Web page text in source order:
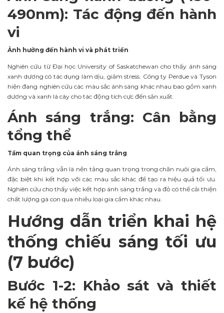
490nm): Tác động đến hành
vi
Ảnh hưởng đến hành vi và phát triển
Nghiên cứu từ Đại học University of Saskatchewan cho thấy ánh sáng
xanh dương có tác dụng làm dịu, giảm stress. Công ty Perdue và Tyson
hiện đang nghiên cứu các màu sắc ánh sáng khác nhau bao gồm xanh
dương và xanh lá cây cho tác động tích cực đến sản xuất.
Ánh sáng trắng: Cân bằng
tổng thể
Tầm quan trọng của ánh sáng trắng
Ánh sáng trắng vẫn là nền tảng quan trọng trong chăn nuôi gia cầm,
đặc biệt khi kết hợp với các màu sắc khác để tạo ra hiệu quả tối ưu.
Nghiên cứu cho thấy việc kết hợp ánh sáng trắng và đỏ có thể cải thiện
chất lượng gà con qua nhiều loại gia cầm khác nhau.
Hướng dẫn triển khai hệ
thống chiếu sáng tối ưu
(7 bước)
Bước 1-2: Khảo sát và thiết
kế hệ thống